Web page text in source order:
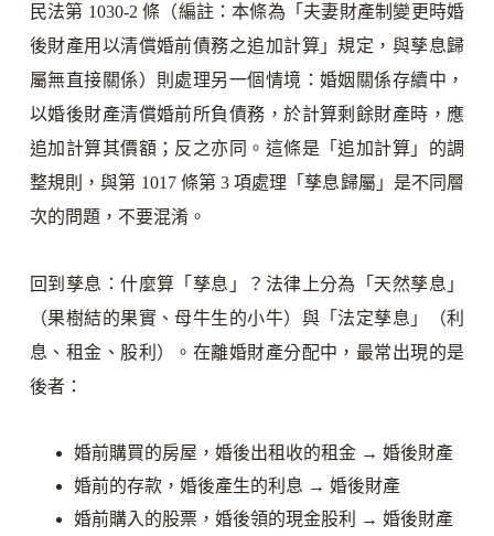
民法第 1030-2 條（編註：本條為「夫妻財產制變更時婚
後財產用以清償婚前債務之追加計算」規定，與孳息歸
屬無直接關係）則處理另一個情境：婚姻關係存續中，
以婚後財產清償婚前所負債務，於計算剩餘財產時，應
追加計算其價額；反之亦同。這條是「追加計算」的調
整規則，與第 1017 條第 3 項處理「孳息歸屬」是不同層
次的問題，不要混淆。
回到孳息：什麼算「孳息」？法律上分為「天然孳息」
（果樹結的果實、母牛生的小牛）與「法定孳息」（利
息、租金、股利）。在離婚財產分配中，最常出現的是
後者：
婚前購買的房屋，婚後出租收的租金 → 婚後財產
婚前的存款，婚後產生的利息 → 婚後財產
婚前購入的股票，婚後領的現金股利 → 婚後財產